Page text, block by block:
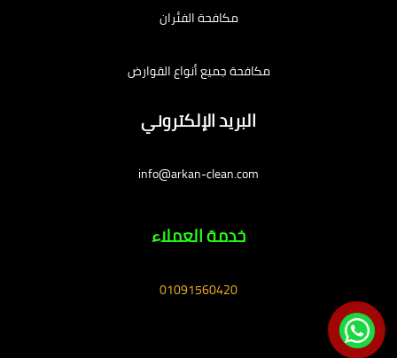
مكافحة الفئران
مكافحة جميع أنواع القوارض
البريد الإلكتروني
info@arkan-clean.com
خدمة العملاء
01091560420